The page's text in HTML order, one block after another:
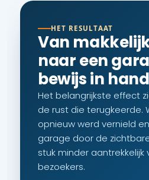
HET RESULTAAT
Van
naar een
bewijs in
Het belangrijkste effect
de rust die terugkeerde.
opnieuw werd vernield
garage door de
stuk minder
bezoekers.